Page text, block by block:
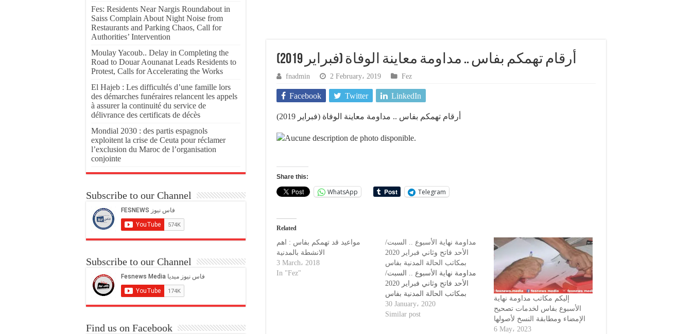
أرقام تهمكم بفاس .. مداومة معاينة الوفاة (فبراير 2019)
fnadmin 2 February، 2019 Fez
Facebook Twitter LinkedIn
أرقام تهمكم بفاس .. مداومة معاينة الوفاة (فبراير 2019)
Share this:
WhatsApp Telegram
Related
مواعيد قد تهمكم بفاس : اهم
الانشطة بالمدنية
3 March، 2018
In "Fez"
مداومة نهاية الأسبوع .. السبت/
الأحد فاتح وثاني فبراير 2020
بمكاتب الحالة المدنية بفاس
مداومة نهاية الأسبوع .. السبت/
الأحد فاتح وثاني فبراير 2020
بمكاتب الحالة المدنية بفاس
30 January، 2020
Similar post
إليكم مكاتب مداومة نهاية
الأسبوع بفاس لخدمات تصحيح
الإمضاء ومطابقة النسخ لأصولها
6 May، 2023
Fes: Residents Near Nargis Roundabout in
Saiss Complain About Night Noise from
Restaurants and Parking Chaos, Call for
Authorities’ Intervention
Moulay Yacoub.. Delay in Completing the
Road to Douar Aounanat Leads Residents to
Protest, Calls for Accelerating the Works
El Hajeb : Les difficultés d’une famille lors
des démarches funéraires relancent les appels
à assurer la continuité du service de
délivrance des certificats de décès
Mondial 2030 : des partis espagnols
exploitent la crise de Ceuta pour réclamer
l’exclusion du Maroc de l’organisation
conjointe
Subscribe to our Channel
Subscribe to our Channel
Find us on Facebook